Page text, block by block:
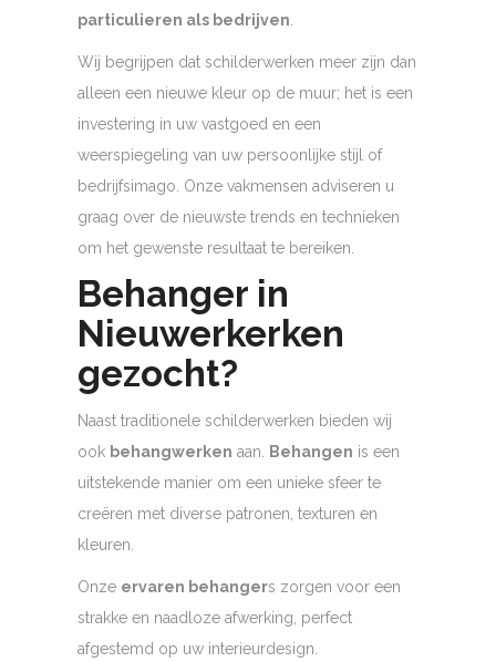
particulieren als bedrijven.
Wij begrijpen dat schilderwerken meer zijn dan
alleen een nieuwe kleur op de muur; het is een
investering in uw vastgoed en een
weerspiegeling van uw persoonlijke stijl of
bedrijfsimago. Onze vakmensen adviseren u
graag over de nieuwste trends en technieken
om het gewenste resultaat te bereiken.
Behanger in
Nieuwerkerken
gezocht?
Naast traditionele schilderwerken bieden wij
ook behangwerken aan. Behangen is een
uitstekende manier om een unieke sfeer te
creëren met diverse patronen, texturen en
kleuren.
Onze ervaren behangers zorgen voor een
strakke en naadloze afwerking, perfect
afgestemd op uw interieurdesign.